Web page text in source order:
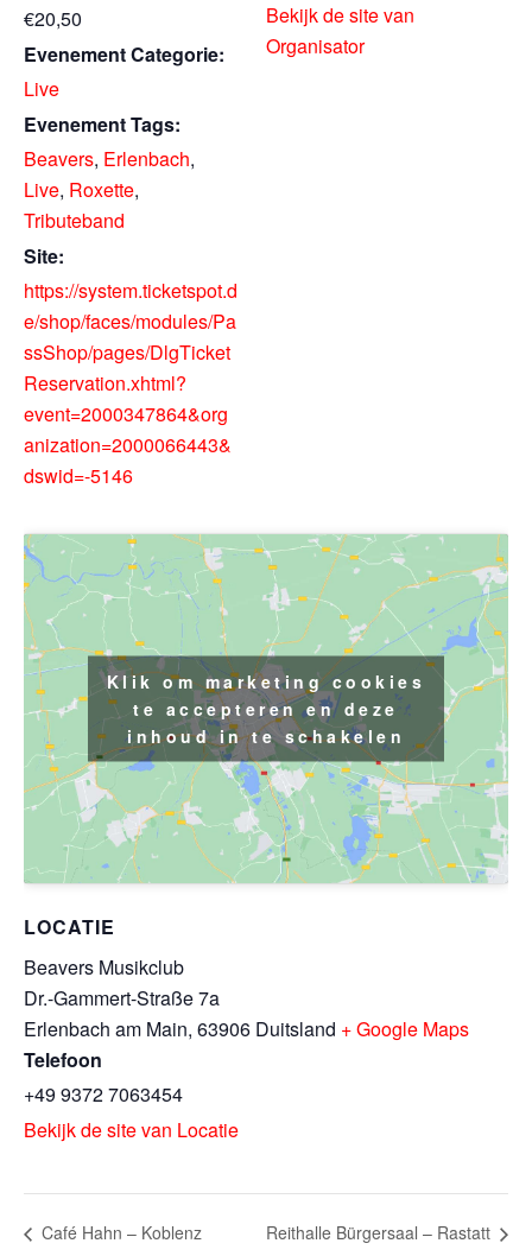
€20,50
Evenement Categorie:
Live
Evenement Tags:
Beavers, Erlenbach,
Live, Roxette,
Tributeband
Site:
https://system.ticketspot.d
e/shop/faces/modules/Pa
ssShop/pages/DlgTicket
Reservation.xhtml?
event=2000347864&org
anization=2000066443&
dswid=-5146
Bekijk de site van
Organisator
LOCATIE
Beavers Musikclub
Dr.-Gammert-Straße 7a
Erlenbach am Main, 63906 Duitsland + Google Maps
Telefoon
+49 9372 7063454
Bekijk de site van Locatie
Klik om marketing cookies
te accepteren en deze
inhoud in te schakelen
Café Hahn – Koblenz Reithalle Bürgersaal – Rastatt